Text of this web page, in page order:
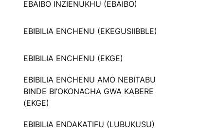
EBAIBO INZIENUKHU (EBAIBO)
EBIBILIA ENCHENU (EKEGUSIIBBLE)
EBIBILIA ENCHENU (EKGE)
EBIBILIA ENCHENU AMO NEBITABU
BINDE BI’OKONACHA GWA KABERE
(EKGE)
EBIBILIA ENDAKATIFU (LUBUKUSU)